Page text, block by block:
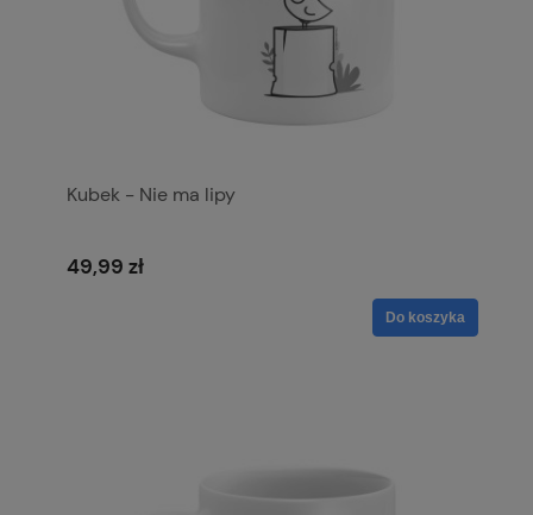
Kubek - Nie ma lipy
49,99 zł
Do koszyka